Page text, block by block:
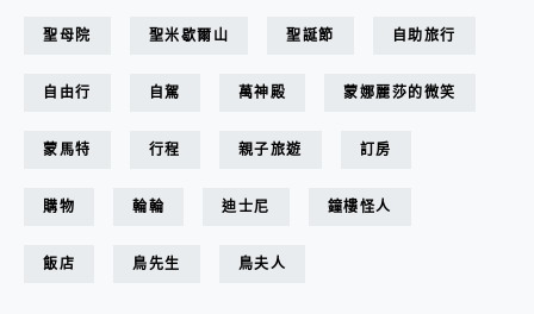
聖母院 聖米歇爾山 聖誕節 自助旅行
自由行 自駕 萬神殿 蒙娜麗莎的微笑
蒙馬特 行程 親子旅遊 訂房
購物 輪輪 迪士尼 鐘樓怪人
飯店 鳥先生 鳥夫人